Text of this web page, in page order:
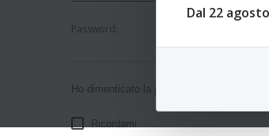
Password:
Ho dimenticato la password
Ricordami
Dal 22